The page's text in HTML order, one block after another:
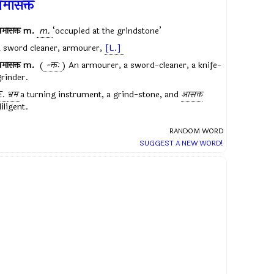
m. m. ‘occupied at the grindstone’
sword cleaner, armourer, [L.]
m. ( -क्तः) An armourer, a sword-cleaner, a knife-
भ्रमa turning instrument, a grind-stone, and आसक्त
RANDOM WORD
SUGGEST A NEW WORD!